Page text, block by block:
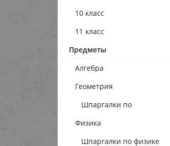
10 класс
11 класс
Предметы
Алгебра
Геометрия
Шпаргалки по
геометрии
Физика
Шпаргалки по физике